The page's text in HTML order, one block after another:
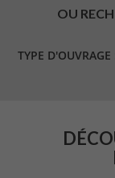
OU
TYPE D'OUVRAGE